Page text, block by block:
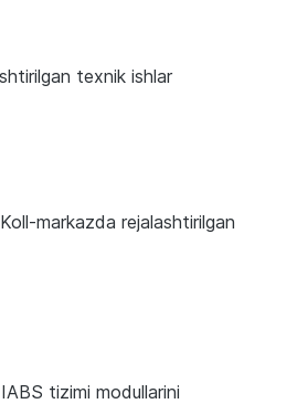
texnik ishlar
markazda rejalashtirilgan
tizimi modullarini